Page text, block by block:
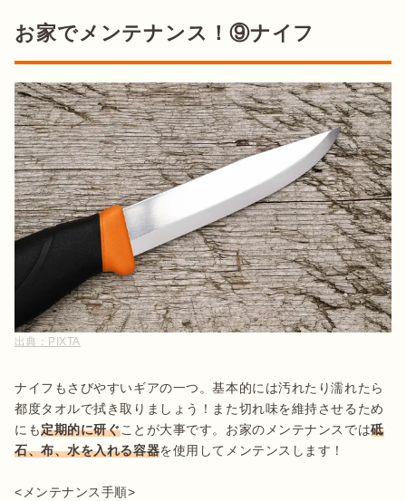
お家でメンテナンス！⑨ナイフ
出典： PIXTA
ナイフもさびやすいギアの一つ。基本的には汚れたり濡れたら
都度タオルで拭き取りましょう！また切れ味を維持させるため
にも定期的に研ぐことが大事です。お家のメンテナンスでは砥
石、布、水を入れる容器を使用してメンテンスします！